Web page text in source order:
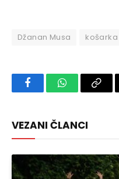
Džanan Musa košarka
FacebookWhatsAppCopy
VEZANI ČLANCI